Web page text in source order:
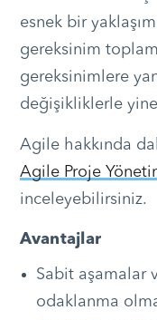
esnek bir
gereksinim
gereksinimlere
değişikliklerle
Agile hakkında
Agile Proje
inceleyebilirsiniz.
Avantajlar
Sabit aşamalar
odaklanma